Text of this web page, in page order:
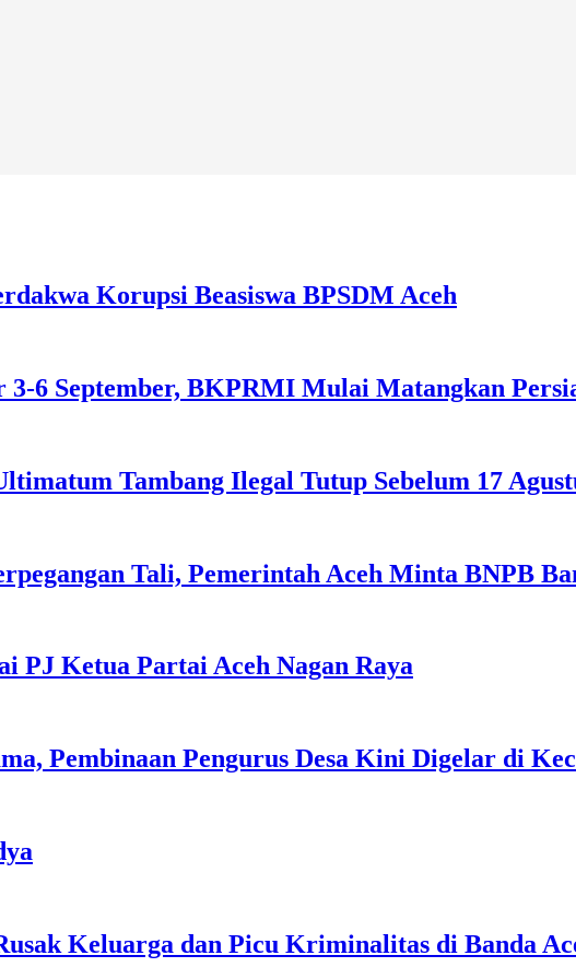
Korupsi Beasiswa BPSDM Aceh
3-6 September, BKPRMI Mulai Matangkan
Tambang Ilegal Tutup Sebelum 17
Tali, Pemerintah Aceh Minta BNPB
PJ Ketua Partai Aceh Nagan Raya
Pembinaan Pengurus Desa Kini Digelar di
Keluarga dan Picu Kriminalitas di Banda